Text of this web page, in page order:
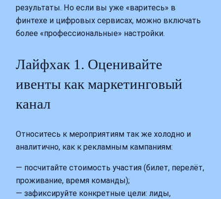
результаты. Но если вы уже «варитесь» в
финтехе и цифровых сервисах, можно включать
более «профессиональные» настройки.
Лайфхак 1. Оценивайте
ивенты как маркетинговый
канал
Относитесь к мероприятиям так же холодно и
аналитично, как к рекламным кампаниям:
— посчитайте стоимость участия (билет, перелёт,
проживание, время команды);
— зафиксируйте конкретные цели: лиды,